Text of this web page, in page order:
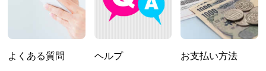
よくある質問 ヘルプ お支払い方法